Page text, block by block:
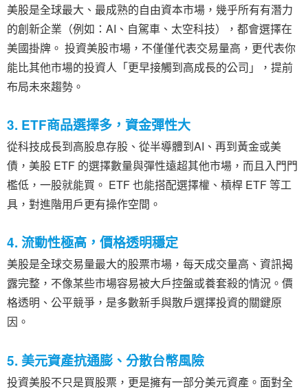
美股是全球最大、最成熟的自由資本市場，幾乎所有有潛力
的創新企業（例如：AI、自駕車、太空科技），都會選擇在
美國掛牌。 投資美股市場，不僅僅代表交易量高，更代表你
能比其他市場的投資人「更早接觸到高成長的公司」，提前
布局未來趨勢。
3. ETF商品選擇多，資金彈性大
從科技成長到高股息存股、從半導體到AI、再到黃金或美
債，美股 ETF 的選擇數量與彈性遠超其他市場，而且入門門
檻低，一股就能買。 ETF 也能搭配選擇權、槓桿 ETF 等工
具，對進階用戶更有操作空間。
4. 流動性極高，價格透明穩定
美股是全球交易量最大的股票市場，每天成交量高、資訊揭
露完整，不像某些市場容易被大戶控盤或養套殺的情況。價
格透明、公平競爭，是多數新手與散戶選擇投資的關鍵原
因。
5. 美元資產抗通膨、分散台幣風險
投資美股不只是買股票，更是擁有一部分美元資產。面對全